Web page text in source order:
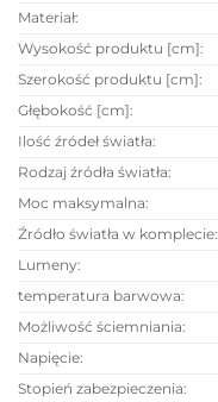
Materiał:
Wysokość produktu [cm]:
Szerokość produktu [cm]:
Głębokość [cm]:
Ilość źródeł światła:
Rodzaj źródła światła:
Moc maksymalna:
Źródło światła w komplecie:
Lumeny:
temperatura barwowa:
Możliwość ściemniania:
Napięcie:
Stopień zabezpieczenia: